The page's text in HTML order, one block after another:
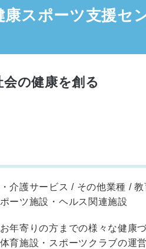
スポーツ支援セ
の健康を創る
・介護サービス / その他業種 /
ポーツ施設・ヘルス関連施設
お年寄りの方までの様々な健康
体育施設・スポーツクラブの運